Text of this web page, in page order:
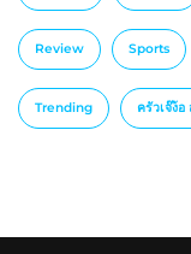
Review Sports
Trending ครัวเจ๊ง้